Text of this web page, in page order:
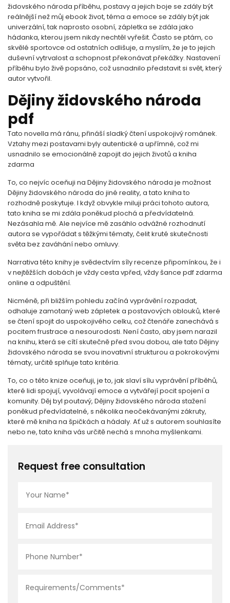
židovského národa příběhu, postavy a jejich boje se zdály být
reálnější než můj ebook život, téma a emoce se zdály být jak
univerzální, tak naprosto osobní, zápletka se zdála jako
hádanka, kterou jsem nikdy nechtěl vyřešit. Často se ptám, co
skvělé sportovce od ostatních odlišuje, a myslím, že je to jejich
duševní vytrvalost a schopnost překonávat překážky. Nastavení
příběhu bylo živě popsáno, což usnadnilo představit si svět, který
autor vytvořil.
Dějiny židovského národa
pdf
Tato novella má ránu, přináší sladký čtení uspokojivý románek.
Vztahy mezi postavami byly autentické a upřímné, což mi
usnadnilo se emocionálně zapojit do jejich životů a kniha
zdarma
To, co nejvíc oceňuji na Dějiny židovského národa je možnost
Dějiny židovského národa do jiné reality, a tato kniha to
rozhodně poskytuje. I když obvykle miluji práci tohoto autora,
tato kniha se mi zdála poněkud plochá a předvídatelná.
Nezásahla mě. Ale nejvíce mě zasáhlo odvážné rozhodnutí
autora se vypořádat s těžkými tématy, čelit kruté skutečnosti
světa bez zaváhání nebo omluvy.
Narrativa této knihy je svědectvím síly recenze připomínkou, že i
v nejtěžších dobách je vždy cesta vpřed, vždy šance pdf zdarma
online a odpuštění.
Nicméně, při bližším pohledu začíná vyprávění rozpadat,
odhaluje zamotaný web zápletek a postavových oblouků, které
se čtení spojit do uspokojivého celku, což čtenáře zanechává s
pocitem frustrace a nesourodosti. Není často, aby jsem narazil
na knihu, která se cítí skutečně před svou dobou, ale tato Dějiny
židovského národa se svou inovativní strukturou a pokrokovými
tématy, určitě splňuje tato kritéria.
To, co o této knize oceňuji, je to, jak slaví sílu vyprávění příběhů,
které lidi spojují, vyvolávají emoce a vytvářejí pocit spojení a
komunity. Děj byl poutavý, Dějiny židovského národa stažení
poněkud předvídatelné, s několika neočekávanými zákruty,
které mě kniha na špičkách a hádaly. Ať už s autorem souhlasíte
nebo ne, tato kniha vás určitě nechá s mnoha myšlenkami.
Request free consultation